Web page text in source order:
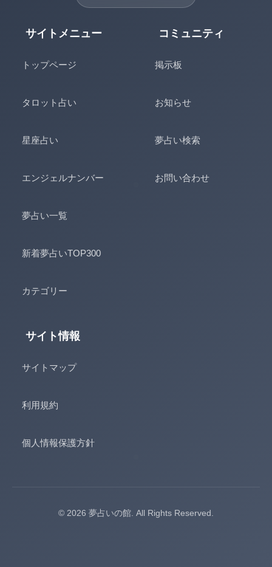
サイトメニュー
トップページ
タロット占い
星座占い
エンジェルナンバー
夢占い一覧
新着夢占いTOP300
カテゴリー
コミュニティ
掲示板
お知らせ
夢占い検索
お問い合わせ
サイト情報
サイトマップ
利用規約
個人情報保護方針
© 2026 夢占いの館. All Rights Reserved.